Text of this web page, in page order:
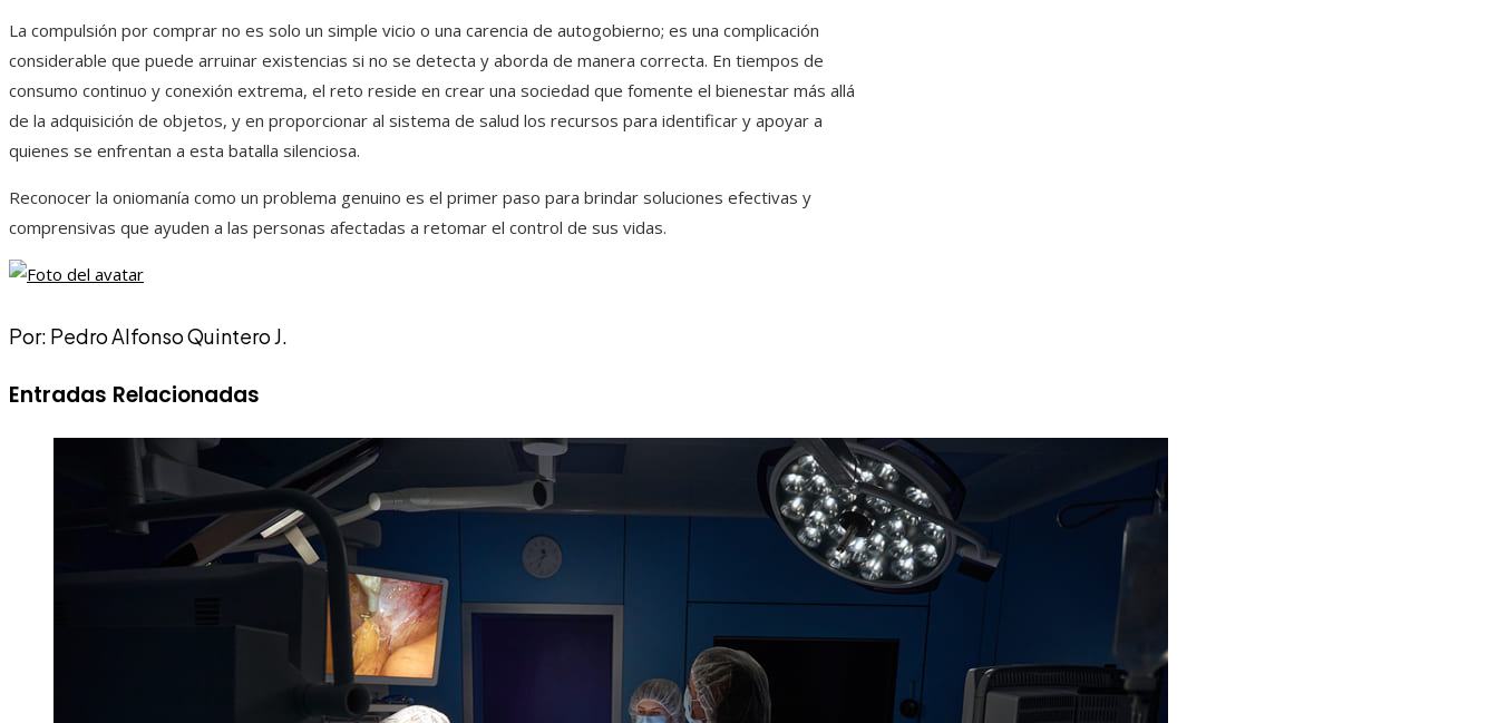
La compulsión por comprar no es solo un simple vicio o una carencia de autogobierno; es una complicación
considerable que puede arruinar existencias si no se detecta y aborda de manera correcta. En tiempos de
consumo continuo y conexión extrema, el reto reside en crear una sociedad que fomente el bienestar más allá
de la adquisición de objetos, y en proporcionar al sistema de salud los recursos para identificar y apoyar a
quienes se enfrentan a esta batalla silenciosa.
Reconocer la oniomanía como un problema genuino es el primer paso para brindar soluciones efectivas y
comprensivas que ayuden a las personas afectadas a retomar el control de sus vidas.
Por: Pedro Alfonso Quintero J.
Entradas Relacionadas